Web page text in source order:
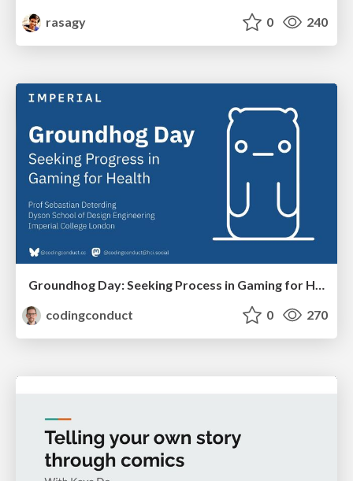
rasagy
0 240
Groundhog Day: Seeking Process in Gaming for Health
codingconduct
0 270